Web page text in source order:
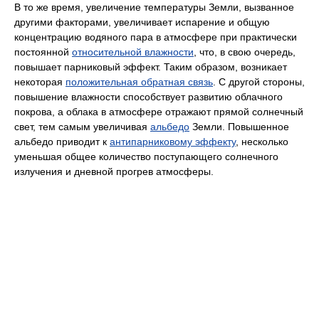
В то же время, увеличение температуры Земли, вызванное
другими факторами, увеличивает испарение и общую
концентрацию водяного пара в атмосфере при практически
постоянной относительной влажности , что, в свою очередь,
повышает парниковый эффект. Таким образом, возникает
некоторая положительная обратная связь . С другой стороны,
повышение влажности способствует развитию облачного
покрова, а облака в атмосфере отражают прямой солнечный
свет, тем самым увеличивая альбедо Земли. Повышенное
альбедо приводит к антипарниковому эффекту, несколько
уменьшая общее количество поступающего солнечного
излучения и дневной прогрев атмосферы.